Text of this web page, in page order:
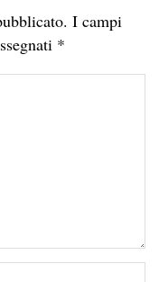
I campi
*